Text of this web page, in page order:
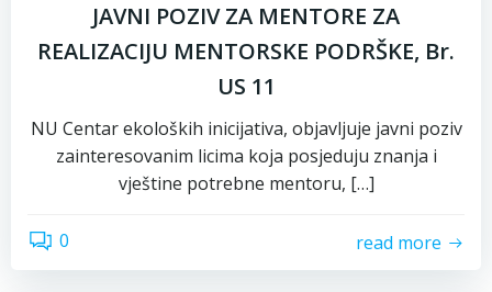
JAVNI POZIV ZA MENTORE ZA
REALIZACIJU MENTORSKE PODRŠKE, Br.
US 11
NU Centar ekoloških inicijativa, objavljuje javni poziv
zainteresovanim licima koja posjeduju znanja i
vještine potrebne mentoru, […]
0 read more